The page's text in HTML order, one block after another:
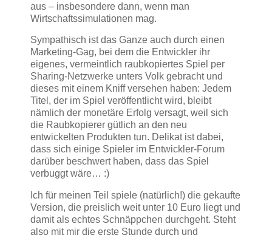
aus – insbesondere dann, wenn man
Wirtschaftssimulationen mag.
Sympathisch ist das Ganze auch durch einen
Marketing-Gag, bei dem die Entwickler ihr
eigenes, vermeintlich raubkopiertes Spiel per
Sharing-Netzwerke unters Volk gebracht und
dieses mit einem Kniff versehen haben: Jedem
Titel, der im Spiel veröffentlicht wird, bleibt
nämlich der monetäre Erfolg versagt, weil sich
die Raubkopierer gütlich an den neu
entwickelten Produkten tun. Delikat ist dabei,
dass sich einige Spieler im Entwickler-Forum
darüber beschwert haben, dass das Spiel
verbuggt wäre… :)
Ich für meinen Teil spiele (natürlich!) die gekaufte
Version, die preislich weit unter 10 Euro liegt und
damit als echtes Schnäppchen durchgeht. Steht
also mit mir die erste Stunde durch und